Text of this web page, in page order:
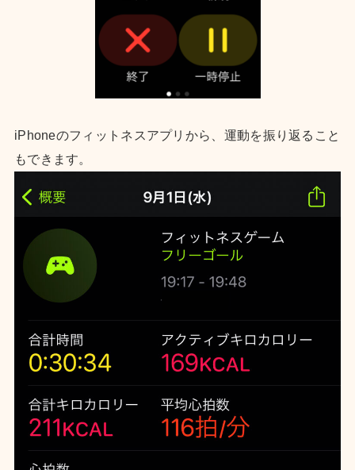
iPhoneのフィットネスアプリから、運動を振り返ること
もできます。